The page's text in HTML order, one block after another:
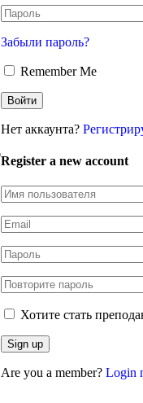
Забыли пароль?
Remember Me
Нет аккаунта?
Register a new account
Хотите стать
Are you a member? Login